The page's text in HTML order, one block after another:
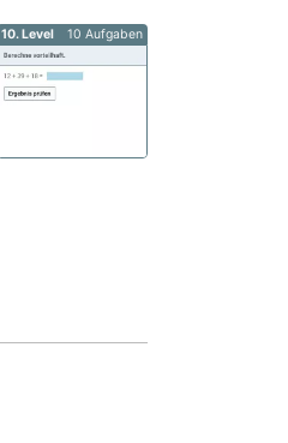
10. Level 10 Aufgaben